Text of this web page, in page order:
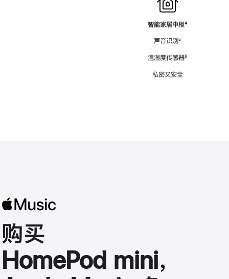
智能家居中枢脚
⁴
声音识别脚
⁵
温湿度传感器脚
⁶
私密又安全
购买
HomePod mini，